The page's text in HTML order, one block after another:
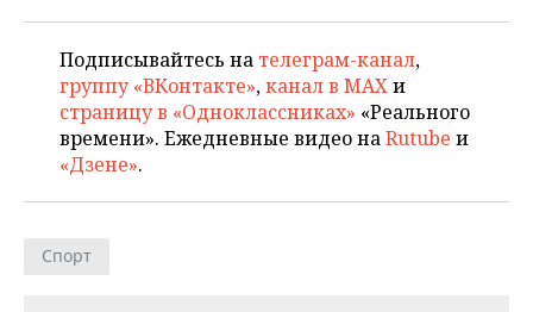
ХОККЕЙ С МЯЧОМ
ПРОИСШЕСТВИЯ
Подписывайтесь на телеграм-канал,
группу «ВКонтакте»,канал в MAXи
страницу в «Одноклассниках» «Реального
времени». Ежедневные видео наRutube и
«Дзене».
Спорт